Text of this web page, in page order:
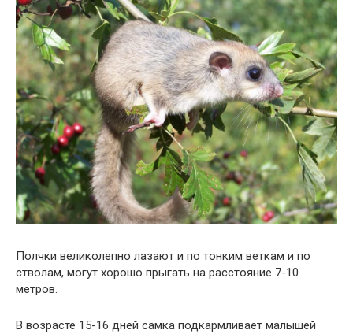
Полчки великолепно лазают и по тонким веткам и по
стволам, могут хорошо прыгать на расстояние 7-10
метров.
В возрасте 15-16 дней самка подкармливает малышей